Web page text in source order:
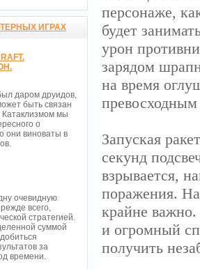
ИГРАХ
даром друидов,
быть связан
Катаклизмом мы
о
они виноваты в
очевидную
всего,
стратегией.
суммой
за
времени.
персонаже,
будет
урон
зарядом
на время
превосходным
Запуская
секунд
взрывается,
поражения.
крайне
и огромный
получить